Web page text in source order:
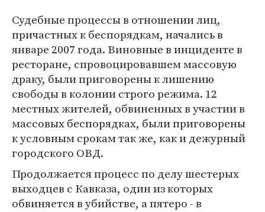
Судебные процессы в отношении лиц,
причастных к беспорядкам, начались в
январе 2007 года. Виновные в инциденте в
ресторане, спровоцировавшем массовую
драку, были приговорены к лишению
свободы в колонии строго режима. 12
местных жителей, обвиненных в участии в
массовых беспорядках, были приговорены
к условным срокам так же, как и дежурный
городского ОВД.
Продолжается процесс по делу шестерых
выходцев с Кавказа, один из которых
обвиняется в убийстве, а пятеро - в